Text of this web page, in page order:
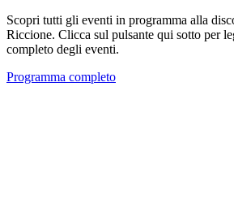
Scopri tutti gli eventi in programma alla
Riccione. Clicca sul pulsante qui sotto per
completo degli eventi.
Programma completo